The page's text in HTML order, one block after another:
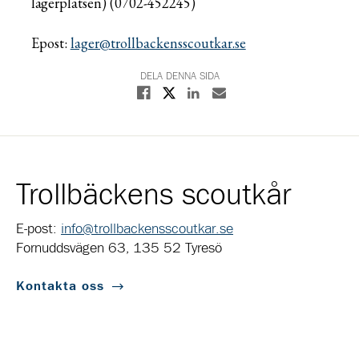
Epost: lager@trollbackensscoutkar.se
DELA DENNA SIDA
Dela på Facebook
Dela på XDela på Linkedin
Dela med E-post
Trollbäckens scoutkår
E-post: info@trollbackensscoutkar.se
Fornuddsvägen 63, 135 52 Tyresö
Kontakta oss